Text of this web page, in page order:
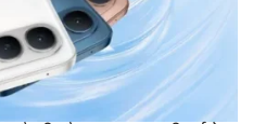
डिस्प्ले
और
Snapdragon
प्रोसेसर